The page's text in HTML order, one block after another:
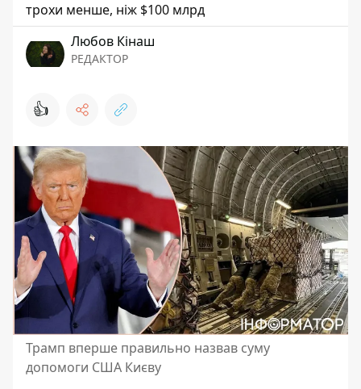
трохи менше, ніж $100 млрд
Любов Кінаш
РЕДАКТОР
👍
Трамп вперше правильно назвав суму
допомоги США Києву